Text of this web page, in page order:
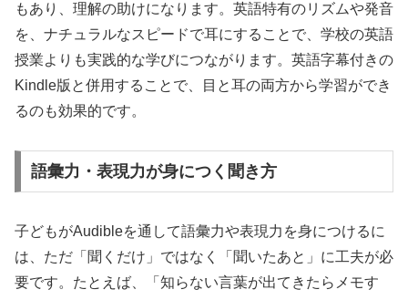
もあり、理解の助けになります。英語特有のリズムや発音
を、ナチュラルなスピードで耳にすることで、学校の英語
授業よりも実践的な学びにつながります。英語字幕付きの
Kindle版と併用することで、目と耳の両方から学習ができ
るのも効果的です。
語彙力・表現力が身につく聞き方
子どもがAudibleを通して語彙力や表現力を身につけるに
は、ただ「聞くだけ」ではなく「聞いたあと」に工夫が必
要です。たとえば、「知らない言葉が出てきたらメモす